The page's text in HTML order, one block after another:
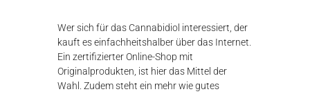
Wer sich für das Cannabidiol interessiert, der
kauft es einfachheitshalber über das Internet.
Ein zertifizierter Online-Shop mit
Originalprodukten, ist hier das Mittel der
Wahl. Zudem steht ein mehr wie gutes